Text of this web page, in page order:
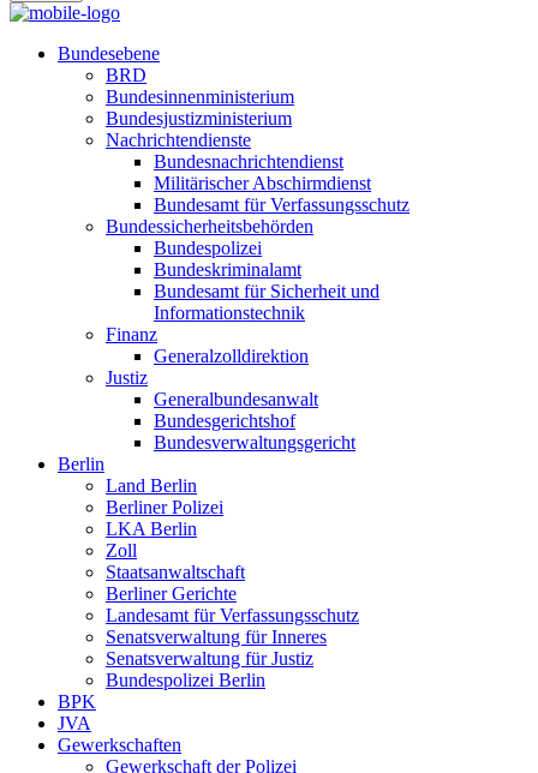
Bundesebene
BRD
Bundesinnenministerium
Bundesjustizministerium
Nachrichtendienste
Bundesnachrichtendienst
Militärischer Abschirmdienst
Bundesamt für Verfassungsschutz
Bundessicherheitsbehörden
Bundespolizei
Bundeskriminalamt
Bundesamt für Sicherheit und
Informationstechnik
Finanz
Generalzolldirektion
Justiz
Generalbundesanwalt
Bundesgerichtshof
Bundesverwaltungsgericht
Berlin
Land Berlin
Berliner Polizei
LKA Berlin
Zoll
Staatsanwaltschaft
Berliner Gerichte
Landesamt für Verfassungsschutz
Senatsverwaltung für Inneres
Senatsverwaltung für Justiz
Bundespolizei Berlin
BPK
JVA
Gewerkschaften
Gewerkschaft der Polizei